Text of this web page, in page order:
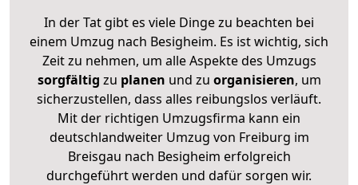
In der Tat gibt es viele Dinge zu beachten bei
einem Umzug nach Besigheim. Es ist wichtig, sich
Zeit zu nehmen, um alle Aspekte des Umzugs
sorgfältig zu planen und zu organisieren, um
sicherzustellen, dass alles reibungslos verläuft.
Mit der richtigen Umzugsfirma kann ein
deutschlandweiter Umzug von Freiburg im
Breisgau nach Besigheim erfolgreich
durchgeführt werden und dafür sorgen wir.